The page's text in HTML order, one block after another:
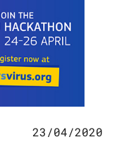
23/04/2020